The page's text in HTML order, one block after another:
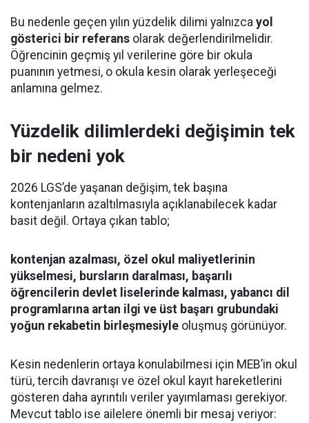
Bu nedenle geçen yılın yüzdelik dilimi yalnızca yol
gösterici bir referans olarak değerlendirilmelidir.
Öğrencinin geçmiş yıl verilerine göre bir okula
puanının yetmesi, o okula kesin olarak yerleşeceği
anlamına gelmez.
Yüzdelik dilimlerdeki değişimin tek
bir nedeni yok
2026 LGS’de yaşanan değişim, tek başına
kontenjanların azaltılmasıyla açıklanabilecek kadar
basit değil. Ortaya çıkan tablo;
kontenjan azalması, özel okul maliyetlerinin
yükselmesi, bursların daralması, başarılı
öğrencilerin devlet liselerinde kalması, yabancı dil
programlarına artan ilgi ve üst başarı grubundaki
yoğun rekabetin birleşmesiyle oluşmuş görünüyor.
Kesin nedenlerin ortaya konulabilmesi için MEB’in okul
türü, tercih davranışı ve özel okul kayıt hareketlerini
gösteren daha ayrıntılı veriler yayımlaması gerekiyor.
Mevcut tablo ise ailelere önemli bir mesaj veriyor: